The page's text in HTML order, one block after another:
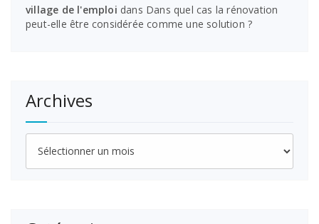
village de l'emploi dans Dans quel cas la rénovation
peut-elle être considérée comme une solution ?
Archives
Archives